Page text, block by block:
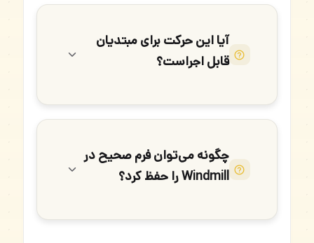
آیا این حرکت برای مبتدیان
قابل اجراست؟
چگونه می‌توان فرم صحیح در
Windmill را حفظ کرد؟